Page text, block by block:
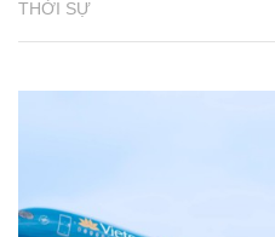
THỜI SỰ